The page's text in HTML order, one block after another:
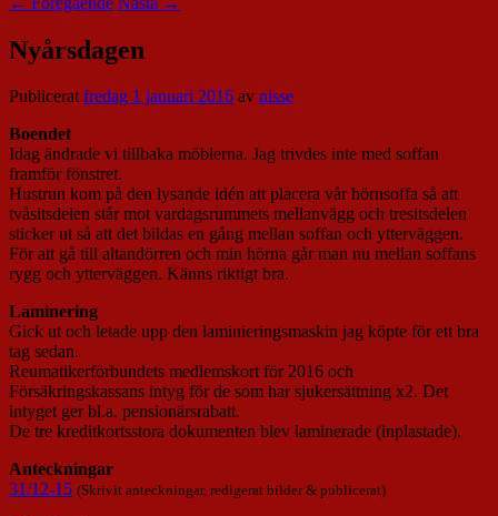
Nyårsdagen
Publiceratfredag 1 januari 2016 av nisse
Boendet
Idag ändrade vi tillbaka möblerna. Jag trivdes inte med soffan
framför fönstret.
Hustrun kom på den lysande idén att placera vår hörnsoffa så att
tvåsitsdelen står mot vardagsrummets mellanvägg och tresitsdelen
sticker ut så att det bildas en gång mellan soffan och ytterväggen.
För att gå till altandörren och min hörna går man nu mellan soffans
rygg och ytterväggen. Känns riktigt bra.
Laminering
Gick ut och letade upp den laminieringsmaskin jag köpte för ett bra
tag sedan.
Reumatikerförbundets medlemskort för 2016 och
Försäkringskassans intyg för de som har sjukersättning x2. Det
intyget ger bl.a. pensionärsrabatt.
De tre kreditkortsstora dokumenten blev laminerade (inplastade).
Anteckningar
31/12-15 (Skrivit anteckningar, redigerat bilder & publicerat)